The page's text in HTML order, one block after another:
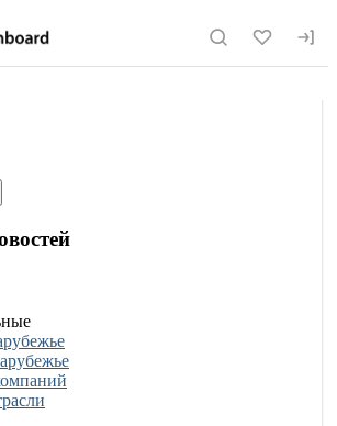
по сайту
мясных